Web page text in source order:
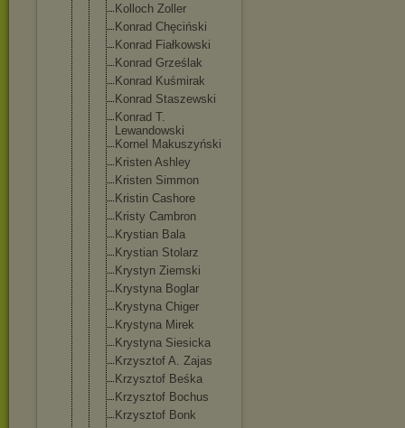
Kolloch Zoller
Konrad Chęciński
Konrad Fiałkowski
Konrad Grześlak
Konrad Kuśmirak
Konrad Staszewski
Konrad T.
Lewandowski
Kornel Makuszyński
Kristen Ashley
Kristen Simmon
Kristin Cashore
Kristy Cambron
Krystian Bala
Krystian Stolarz
Krystyn Ziemski
Krystyna Boglar
Krystyna Chiger
Krystyna Mirek
Krystyna Siesicka
Krzysztof A. Zajas
Krzysztof Beśka
Krzysztof Bochus
Krzysztof Bonk